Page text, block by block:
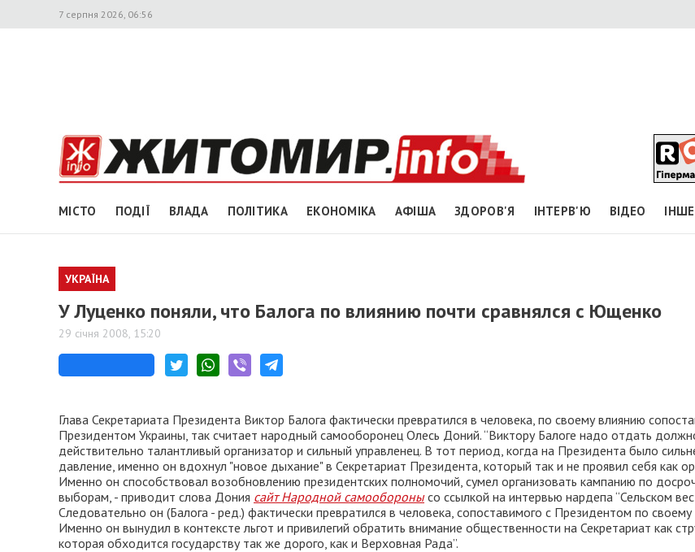
7 серпня 2026, 06:56
МІСТО ПОДІЇ ВЛАДА ПОЛІТИКА ЕКОНОМІКА АФІША ЗДОРОВ'Я ІНТЕРВ'Ю ВІДЕО ІНШЕ
УКРАЇНА
У Луценко поняли, что Балога по влиянию почти сравнялся с Ющенко
29 січня 2008, 15:20
Глава Секретариата Президента Виктор Балога фактически превратился в человека, по своему влиянию
Президентом Украины, так считает народный самооборонец Олесь Доний. “Виктору Балоге надо отдать
действительно талантливый организатор и сильный управленец. В тот период, когда на Президента было
давление, именно он вдохнул "новое дыхание" в Секретариат Президента, который так и не проявил себя как
Именно он способствовал возобновлению президентских полномочий, сумел организовать кампанию по
выборам, - приводит слова Дония сайт Народной самооборонысо ссылкой на интервью нардепа “Сельском
Следовательно он (Балога - ред.) фактически превратился в человека, сопоставимого с Президентом по своему
Именно он вынудил в контексте льгот и привилегий обратить внимание общественности на Секретариат как
которая обходится государству так же дорого, как и Верховная Рада”.